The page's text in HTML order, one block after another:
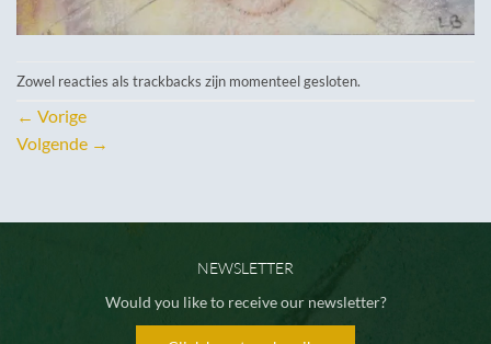
Zowel reacties als trackbacks zijn momenteel gesloten.
← Vorige
Volgende →
NEWSLETTER
Would you like to receive our newsletter?